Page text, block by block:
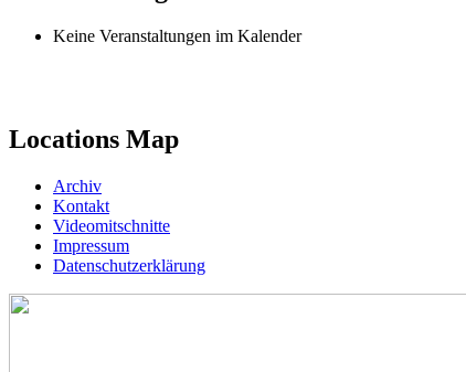
Keine Veranstaltungen im Kalender
Locations Map
Archiv
Kontakt
Videomitschnitte
Impressum
Datenschutzerklärung